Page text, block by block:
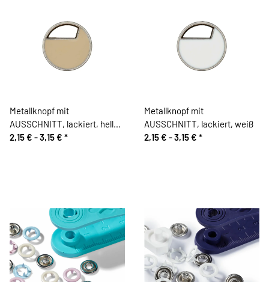
Metallknopf mit
AUSSCHNITT, lackiert, helles
beige
2,15 € -3,15 € *
Metallknopf mit
AUSSCHNITT, lackiert, weiß
2,15 € -3,15 € *